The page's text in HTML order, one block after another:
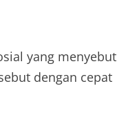
yang menyebut
dengan cepat